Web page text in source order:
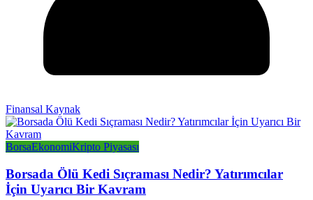
Finansal Kaynak
BorsaEkonomiKripto Piyasası
Borsada Ölü Kedi Sıçraması Nedir? Yatırımcılar
İçin Uyarıcı Bir Kavram